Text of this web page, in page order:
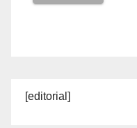
[editorial]